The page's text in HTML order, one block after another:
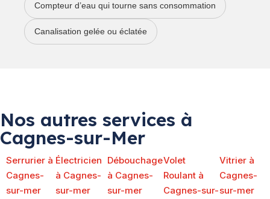
Compteur d’eau qui tourne sans consommation
Canalisation gelée ou éclatée
Nos autres services à
Cagnes-sur-Mer
Serrurier à
Cagnes-
sur-mer
Électricien
à Cagnes-
sur-mer
Débouchage
à Cagnes-
sur-mer
Volet
Roulant à
Cagnes-sur-
Vitrier à
Cagnes-
sur-mer